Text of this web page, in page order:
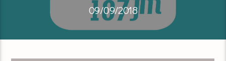
09/09/2018